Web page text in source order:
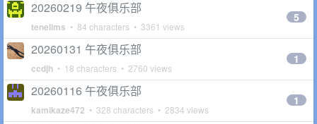
20260219 午夜俱乐部
tenelims • 84 characters • 3361 views
5
20260131 午夜俱乐部
ccdjh • 18 characters • 2760 views
1
20260116 午夜俱乐部
kamikaze472 • 328 characters • 2834 views
1